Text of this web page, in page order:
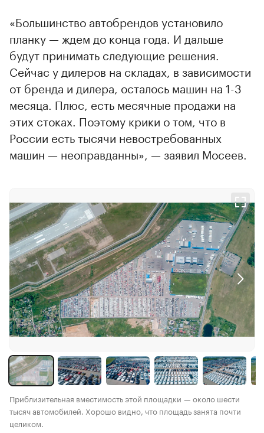
«Большинство автобрендов установило
планку — ждем до конца года. И дальше
будут принимать следующие решения.
Сейчас у дилеров на складах, в зависимости
от бренда и дилера, осталось машин на 1-3
месяца. Плюс, есть месячные продажи на
этих стоках. Поэтому крики о том, что в
России есть тысячи невостребованных
машин — неоправданны», — заявил Мосеев.
Приблизительная вместимость этой площадки — около шести
тысяч автомобилей. Хорошо видно, что площадь занята почти
целиком.